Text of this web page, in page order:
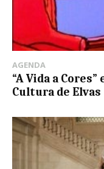
AGENDA
“A Vida a
Cultura de Elvas